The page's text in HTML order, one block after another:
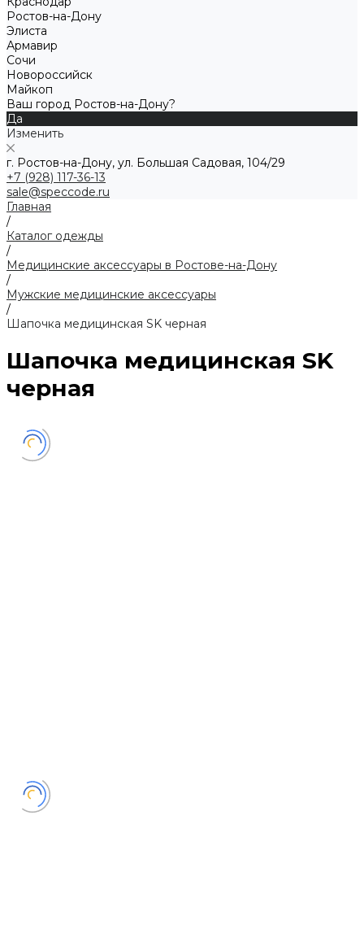
Ростов-на-Дону
Элиста
Армавир
Сочи
Новороссийск
Майкоп
Ваш город Ростов-на-Дону?
Да
Изменить
г. Ростов-на-Дону, ул. Большая Садовая, 104/29
+7 (928) 117-36-13
sale@speccode.ru
Главная
/
Каталог одежды
/
Медицинские аксессуары в Ростове-на-Дону
/
Мужские медицинские аксессуары
/
Шапочка медицинская SK черная
Шапочка медицинская SK
черная